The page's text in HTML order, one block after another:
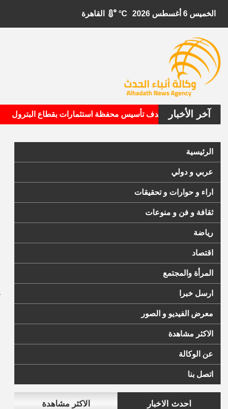
الخميس 6 أغسطس 2026 °C
آخر الأخبار
الأمريكية تستهدف تأسيس محفظة استثمارات بقطاع البترول
الرئيسية
عربي و دولي
اراء و حوارات و تحقيقات
ثقافة و فن و منوعات
رياضة
اقتصاد
المرأة والمجتمع
ارسل خبرا
معرض الفيديو و الصور
الاكثر مشاهدة
عن الوكالة
اتصل بنا
احدث الاخبار الاكثر مشاهدة